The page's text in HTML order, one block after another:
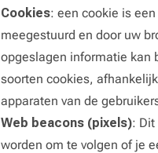
Cookies: een cookie is
meegestuurd en door uw
opgeslagen informatie kan
soorten cookies,
apparaten van de
Web beacons (pixels):
worden om te volgen of je